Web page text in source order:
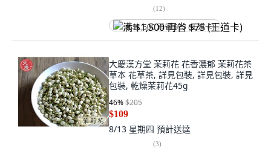
(12)
满 $1,500 再省 $75 (王道卡)
大慶漢方堂 茉莉花 花香濃郁 茉莉花茶
草本 花草茶, 詳見包裝, 詳見包裝, 詳見
包裝, 乾燥茉莉花45g
46%$205
$109
8/13 星期四 預計送達
(3)